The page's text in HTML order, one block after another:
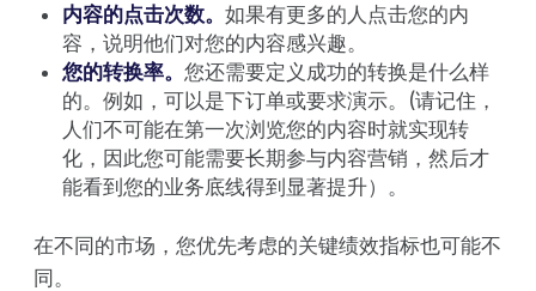
内容的点击次数。 如果有更多的人点击您的内
容，说明他们对您的内容感兴趣。
您的转换率。 您还需要定义成功的转换是什么样
的。例如，可以是下订单或要求演示。(请记住，
人们不可能在第一次浏览您的内容时就实现转
化，因此您可能需要长期参与内容营销，然后才
能看到您的业务底线得到显著提升）。
在不同的市场，您优先考虑的关键绩效指标也可能不
同。